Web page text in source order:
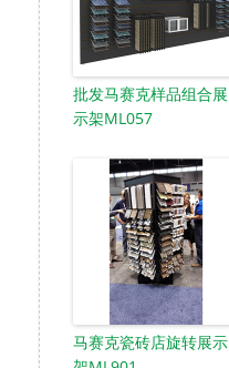
批发马赛克样品组合展
示架ML057
马赛克瓷砖店旋转展示